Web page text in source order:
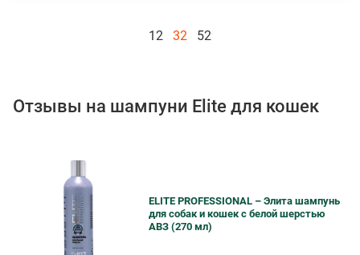
12 32 52
Отзывы на шампуни Elite для кошек
ELITE PROFESSIONAL – Элита шампунь
для собак и кошек с белой шерстью
АВЗ (270 мл)